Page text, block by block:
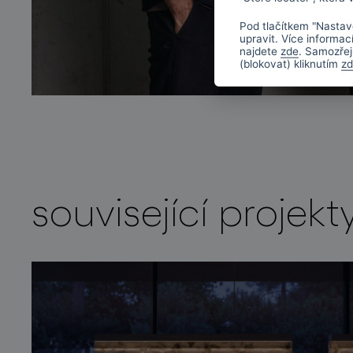
související
Pod tlačítkem
upravit. Více
najdete zde.
(blokovat) kliknutím